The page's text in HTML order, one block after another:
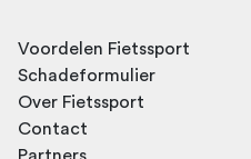
Voordelen Fietssport
Schadeformulier
Over Fietssport
Contact
Partners